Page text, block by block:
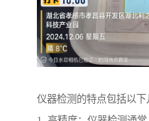
仪器检测的特点包括以下